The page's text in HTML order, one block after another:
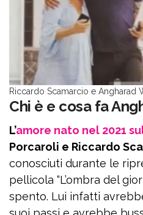
Riccardo Scamarcio e Angharad
Chi è e cosa fa
L’amore nato nel 2021
Porcaroli e Riccardo
conosciuti durante le
pellicola “L’ombra del
spento. Lui infatti